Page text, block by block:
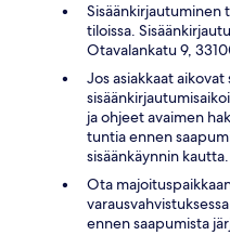
Sisäänkirjautuminen
tiloissa.
Otavalankatu 9,
Jos asiakkaat
ja ohjeet avaimen
tuntia ennen
sisäänkäynnin kautta.
Ota
ennen saapumista